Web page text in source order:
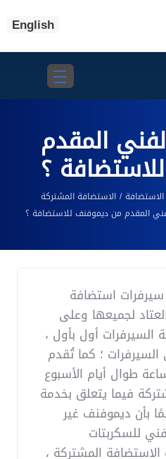
English
Toggle navigation
المقدم
؟
الاستضافة المشتركة
المقدم من ديموفنف للاستضافة ؟
استضافة
لجميعها وعلى
أول بأول ،
السيرفرات ؛ كما تُقدم
طوال أيام الأسبوع
فيما يتعلق بخدمة
بأن ديموفنف غير
للسكربتات
المشتركة ،